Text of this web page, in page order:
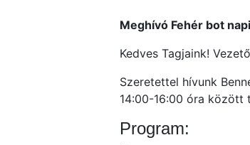
Meghívó Fehér bot
Kedves Tagjaink!
Szeretettel hívunk
14:00-16:00 óra között
Program: